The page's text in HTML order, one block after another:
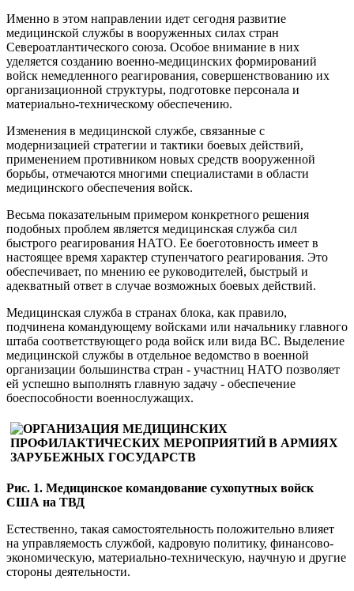
Именно в этом направлении идет сегодня развитие
медицинской службы в вооруженных силах стран
Североатлантического союза. Особое внимание в них
уделяется созданию военно-медицинских формирований
войск немедленного реагирования, совершенствованию их
организационной структуры, подготовке персонала и
материально-техническому обеспечению.
Изменения в медицинской службе, связанные с
модернизацией стратегии и тактики боевых действий,
применением противником новых средств вооруженной
борьбы, отмечаются многими специалистами в области
медицинского обеспечения войск.
Весьма показательным примером конкретного решения
подобных проблем является медицинская служба сил
быстрого реагирования НАТО. Ее боеготовность имеет в
настоящее время характер ступенчатого реагирования. Это
обеспечивает, по мнению ее руководителей, быстрый и
адекватный ответ в случае возможных боевых действий.
Медицинская служба в странах блока, как правило,
подчинена командующему войсками или начальнику главного
штаба соответствующего рода войск или вида ВС. Выделение
медицинской службы в отдельное ведомство в военной
организации большинства стран - участниц НАТО позволяет
ей успешно выполнять главную задачу - обеспечение
боеспособности военнослужащих.
Рис. 1. Медицинское командование сухопутных войск
США на ТВД
Естественно, такая самостоятельность положительно влияет
на управляемость службой, кадровую политику, финансово-
экономическую, материально-техническую, научную и другие
стороны деятельности.